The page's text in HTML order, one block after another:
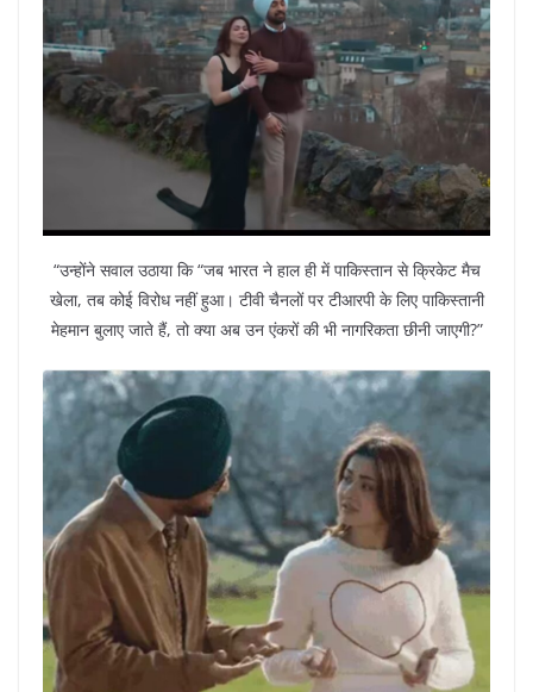
“उन्होंने सवाल उठाया कि “जब भारत ने हाल ही में पाकिस्तान से क्रिकेट मैच
खेला, तब कोई विरोध नहीं हुआ। टीवी चैनलों पर टीआरपी के लिए पाकिस्तानी
मेहमान बुलाए जाते हैं, तो क्या अब उन एंकरों की भी नागरिकता छीनी जाएगी?”